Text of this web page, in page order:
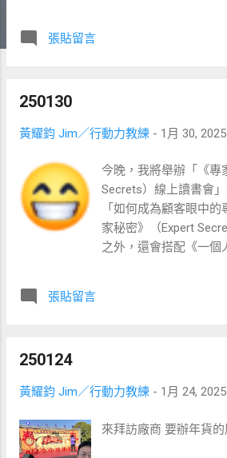
張貼留言
250130
黃耀鈞 Jim／行動力教練 - 1月 30, 2025
今晚，我將舉辦「《專
Secrets）線上讀書會
「如何成為顧客眼中
家秘密》（Expert
之外，還會搭配《一個
機器人課程，就不小
密》（Expert Secrets
張貼留言
250124
黃耀鈞 Jim／行動力教練 - 1月 24, 2025
來拜訪廠商 要辦年貨